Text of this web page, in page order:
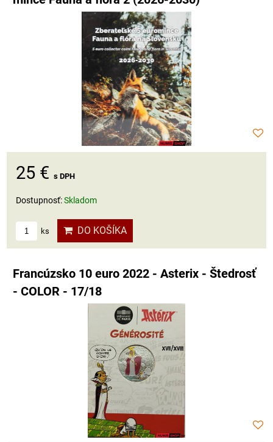
25 € s DPH
Dostupnosť:Skladom
ks DO KOŠÍKA
Francúzsko 10 euro 2022 - Asterix - Štedrosť
- COLOR - 17/18